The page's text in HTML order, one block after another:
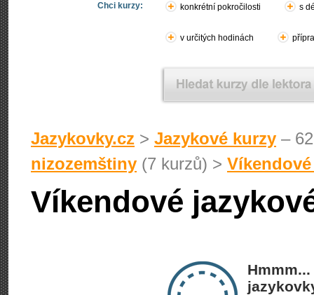
Chci kurzy: konkrétní pokročilosti s
v určitých hodinách
Jazykovky.cz > Jazykové kurzy –
nizozemštiny (7 kurzů) >
Víkendové